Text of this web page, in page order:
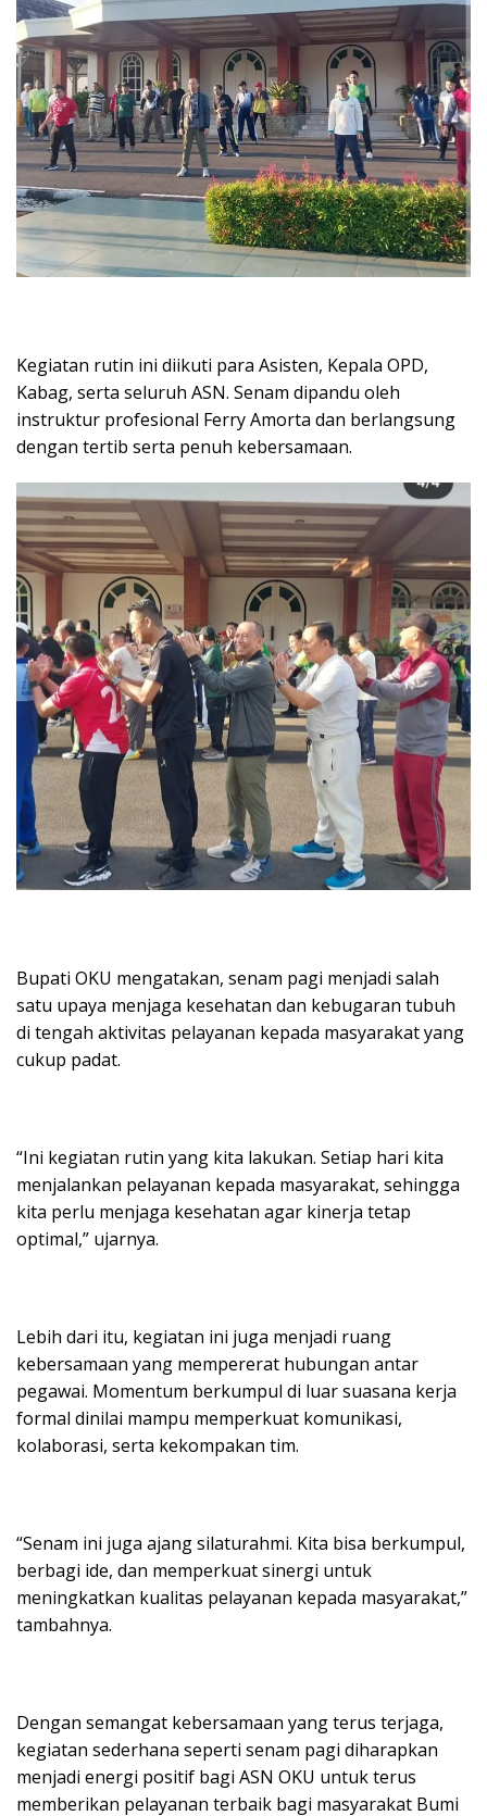
Kegiatan rutin ini diikuti para Asisten, Kepala OPD,
Kabag, serta seluruh ASN. Senam dipandu oleh
instruktur profesional Ferry Amorta dan berlangsung
dengan tertib serta penuh kebersamaan.
Bupati OKU mengatakan, senam pagi menjadi salah
satu upaya menjaga kesehatan dan kebugaran tubuh
di tengah aktivitas pelayanan kepada masyarakat yang
cukup padat.
“Ini kegiatan rutin yang kita lakukan. Setiap hari kita
menjalankan pelayanan kepada masyarakat, sehingga
kita perlu menjaga kesehatan agar kinerja tetap
optimal,” ujarnya.
Lebih dari itu, kegiatan ini juga menjadi ruang
kebersamaan yang mempererat hubungan antar
pegawai. Momentum berkumpul di luar suasana kerja
formal dinilai mampu memperkuat komunikasi,
kolaborasi, serta kekompakan tim.
“Senam ini juga ajang silaturahmi. Kita bisa berkumpul,
berbagi ide, dan memperkuat sinergi untuk
meningkatkan kualitas pelayanan kepada masyarakat,”
tambahnya.
Dengan semangat kebersamaan yang terus terjaga,
kegiatan sederhana seperti senam pagi diharapkan
menjadi energi positif bagi ASN OKU untuk terus
memberikan pelayanan terbaik bagi masyarakat Bumi